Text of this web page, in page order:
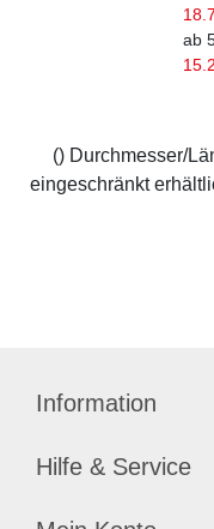
ab
() Durchmesser/
eingeschränkt
Information
Hilfe & Service